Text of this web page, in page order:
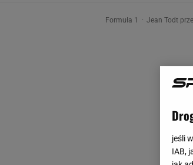
Formuła 1 Jean Todt
jeśli
IAB,